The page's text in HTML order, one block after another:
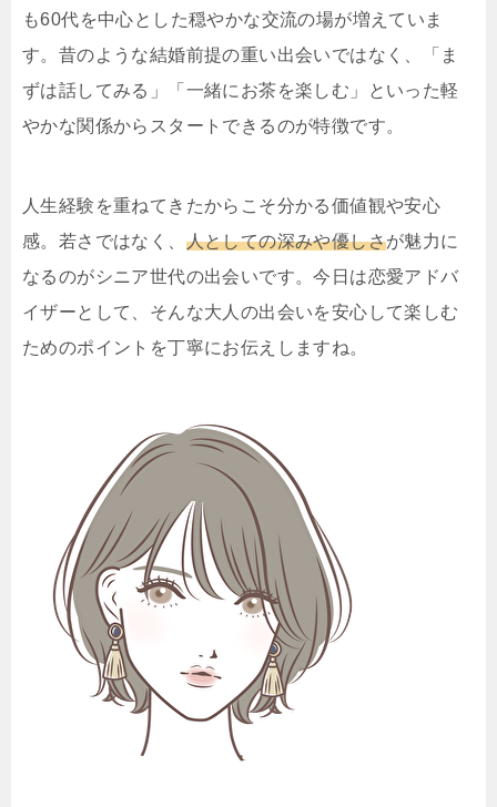
も60代を中心とした穏やかな交流の場が増えていま
す。昔のような結婚前提の重い出会いではなく、「ま
ずは話してみる」「一緒にお茶を楽しむ」といった軽
やかな関係からスタートできるのが特徴です。
人生経験を重ねてきたからこそ分かる価値観や安心
感。若さではなく、 人としての深みや優しさが魅力に
なるのがシニア世代の出会いです。今日は恋愛アドバ
イザーとして、そんな大人の出会いを安心して楽しむ
ためのポイントを丁寧にお伝えしますね。